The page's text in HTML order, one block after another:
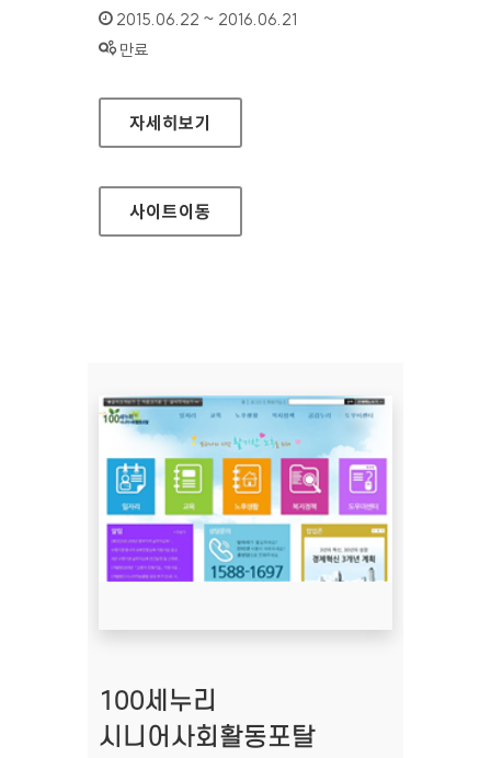
인증기간 :
2015.06.22 ~ 2016.06.21
상태 :
만료
KDB캐피탈 신용카드(기업) 홈페이지
자세히보기
사이트이동
100세누리
시니어사회활동포탈